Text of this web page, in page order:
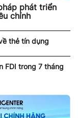
phát triển
chỉnh
thẻ tín dụng
FDI trong 7 tháng